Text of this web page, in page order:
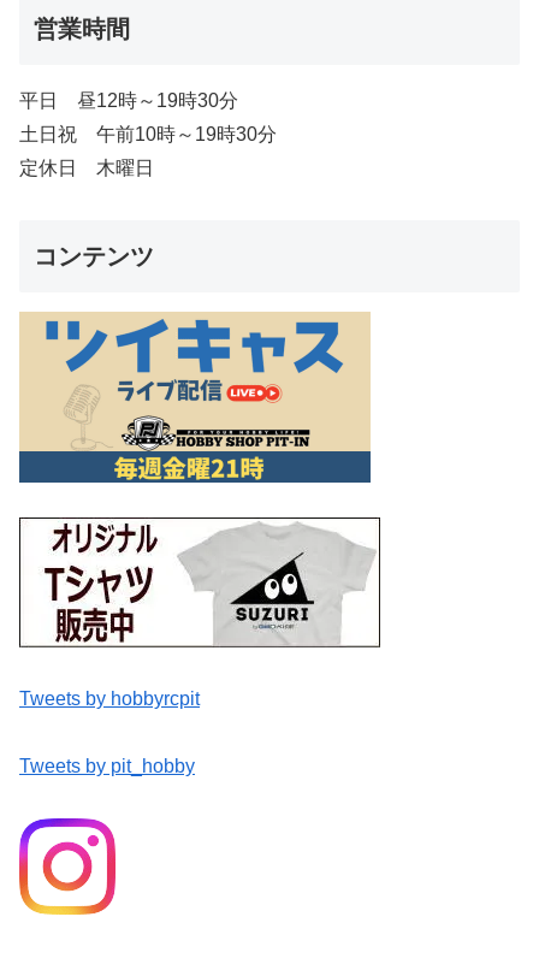
営業時間
平日 昼12時～19時30分
土日祝 午前10時～19時30分
定休日 木曜日
コンテンツ
Tweets by hobbyrcpit
Tweets by pit_hobby